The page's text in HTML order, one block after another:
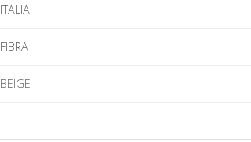
ITALIA
FIBRA
BEIGE